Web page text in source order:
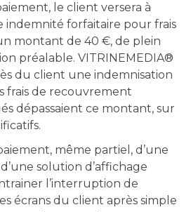
le client versera à
indemnité forfaitaire pour frais
montant de 40 €, de plein
préalable. VITRINEMEDIA®
du client une indemnisation
frais de recouvrement
dépassaient ce montant, sur
même partiel, d’une
solution d’affichage
l’interruption de
écrans du client après simple